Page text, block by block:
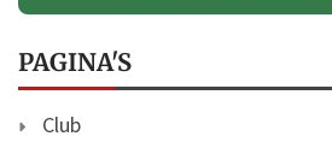
PAGINA'S
Club